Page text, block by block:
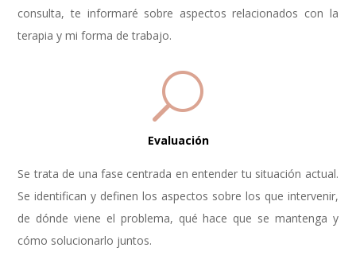
consulta, te informaré sobre aspectos relacionados con la
terapia y mi forma de trabajo.
U
Evaluación
Se trata de una fase centrada en entender tu situación actual.
Se identifican y definen los aspectos sobre los que intervenir,
de dónde viene el problema, qué hace que se mantenga y
cómo solucionarlo juntos.